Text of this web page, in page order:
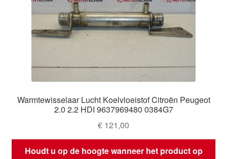
Warmtewisselaar Lucht Koelvloeistof Citroën Peugeot
2.0 2.2 HDI 9637969480 0384G7
€ 121,00
Houdt u op de hoogte wanneer het product op